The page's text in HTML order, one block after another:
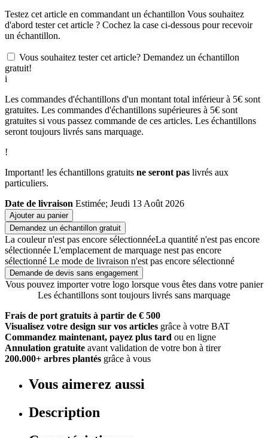
Testez cet article en commandant un échantillon Vous souhaitez
d'abord tester cet article ? Cochez la case ci-dessous pour recevoir
un échantillon.
Vous souhaitez tester cet article? Demandez un échantillon
gratuit!
i
Les commandes d'échantillons d'un montant total inférieur à 5€ sont
gratuites. Les commandes d'échantillons supérieures à 5€ sont
gratuites si vous passez commande de ces articles. Les échantillons
seront toujours livrés sans marquage.
!
Important! les échantillons gratuits ne seront pas livrés aux
particuliers.
Date de livraison Estimée; Jeudi 13 Août 2026
Ajouter au panier
Demandez un échantillon gratuit
La couleur n'est pas encore sélectionnéeLa quantité n'est pas encore
sélectionnée L'emplacement de marquage nest pas encore
sélectionné Le mode de livraison n'est pas encore sélectionné
Demande de devis sans engagement
Vous pouvez importer votre logo lorsque vous êtes dans votre panier
Les échantillons sont toujours livrés sans marquage
Frais de port gratuits à partir de € 500
Visualisez votre design sur vos articles grâce à votre BAT
Commandez maintenant, payez plus tard ou en ligne
Annulation gratuite avant validation de votre bon à tirer
200.000+ arbres plantés grâce à vous
Vous aimerez aussi
Description